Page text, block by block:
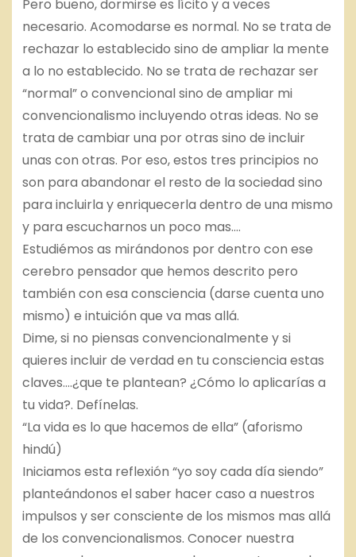
Pero bueno, dormirse es lícito y a veces
necesario. Acomodarse es normal. No se trata de
rechazar lo establecido sino de ampliar la mente
a lo no establecido. No se trata de rechazar ser
“normal” o convencional sino de ampliar mi
convencionalismo incluyendo otras ideas. No se
trata de cambiar una por otras sino de incluir
unas con otras. Por eso, estos tres principios no
son para abandonar el resto de la sociedad sino
para incluirla y enriquecerla dentro de una mismo
y para escucharnos un poco mas….
Estudiémos as mirándonos por dentro con ese
cerebro pensador que hemos descrito pero
también con esa consciencia (darse cuenta uno
mismo) e intuición que va mas allá.
Dime, si no piensas convencionalmente y si
quieres incluir de verdad en tu consciencia estas
claves….¿que te plantean? ¿Cómo lo aplicarías a
tu vida?. Defínelas.
“La vida es lo que hacemos de ella” (aforismo
hindú)
Iniciamos esta reflexión “yo soy cada día siendo”
planteándonos el saber hacer caso a nuestros
impulsos y ser consciente de los mismos mas allá
de los convencionalismos. Conocer nuestra